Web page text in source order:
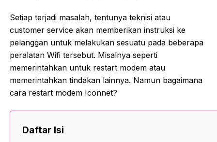
Setiap terjadi masalah, tentunya teknisi atau
customer service akan memberikan instruksi ke
pelanggan untuk melakukan sesuatu pada beberapa
peralatan Wifi tersebut. Misalnya seperti
memerintahkan untuk restart modem atau
memerintahkan tindakan lainnya. Namun bagaimana
cara restart modem Iconnet?
Daftar Isi